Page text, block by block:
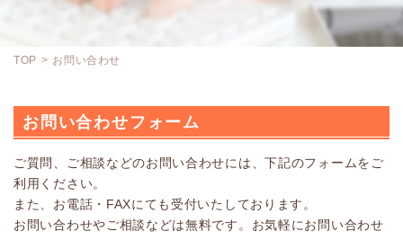
TOP お問い合わせ
お問い合わせフォーム
ご質問、ご相談などのお問い合わせには、下記のフォームをご
利用ください。
また、お電話・FAXにても受付いたしております。
お問い合わせやご相談などは無料です。お気軽にお問い合わせ